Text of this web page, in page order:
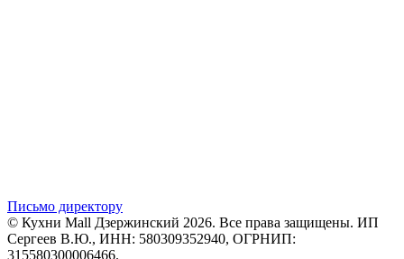
Письмо директору
© Кухни Mall Дзержинский 2026. Все права защищены. ИП
Сергеев В.Ю., ИНН: 580309352940, ОГРНИП:
315580300006466.